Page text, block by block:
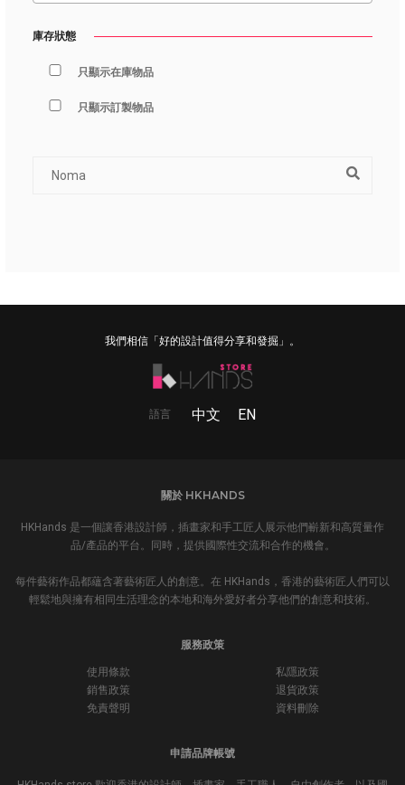
庫存狀態
只顯示在庫物品
只顯示訂製物品
我們相信「好的設計值得分享和發掘」。
語言 中文 EN
關於 HKHANDS
HKHands 是一個讓香港設計師，插畫家和手工匠人展示他們嶄新和高質量作
品/產品的平台。同時，提供國際性交流和合作的機會。
每件藝術作品都蘊含著藝術匠人的創意。在 HKHands，香港的藝術匠人們可以
輕鬆地與擁有相同生活理念的本地和海外愛好者分享他們的創意和技術。
服務政策
使用條款
私隱政策
銷售政策
退貨政策
免責聲明
資料刪除
申請品牌帳號